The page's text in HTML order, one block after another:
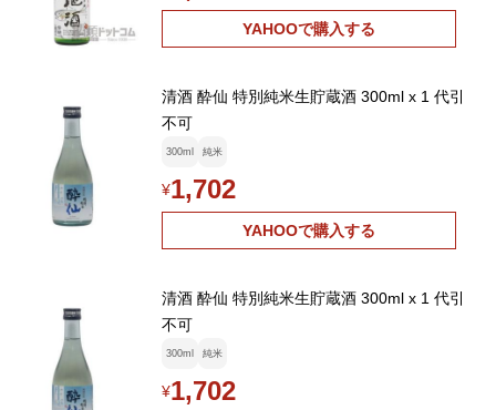
YAHOOで購入する
清酒 酔仙 特別純米生貯蔵酒 300ml x 1 代引
不可
300ml 純米
¥1,702
YAHOOで購入する
清酒 酔仙 特別純米生貯蔵酒 300ml x 1 代引
不可
300ml 純米
¥1,702